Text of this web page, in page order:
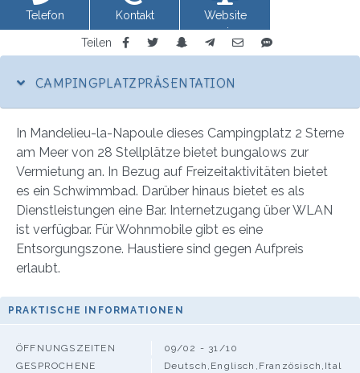
Telefon Kontakt
Website
anzeigen
Teilen
CAMPINGPLATZPRÄSENTATION
In Mandelieu-la-Napoule dieses Campingplatz 2 Sterne
am Meer von 28 Stellplätze bietet bungalows zur
Vermietung an. In Bezug auf Freizeitaktivitäten bietet
es ein Schwimmbad. Darüber hinaus bietet es als
Dienstleistungen eine Bar. Internetzugang über WLAN
ist verfügbar. Für Wohnmobile gibt es eine
Entsorgungszone. Haustiere sind gegen Aufpreis
erlaubt.
PRAKTISCHE INFORMATIONEN
ÖFFNUNGSZEITEN
09/02 - 31/10
GESPROCHENE
Deutsch,Englisch,Französisch,Ital